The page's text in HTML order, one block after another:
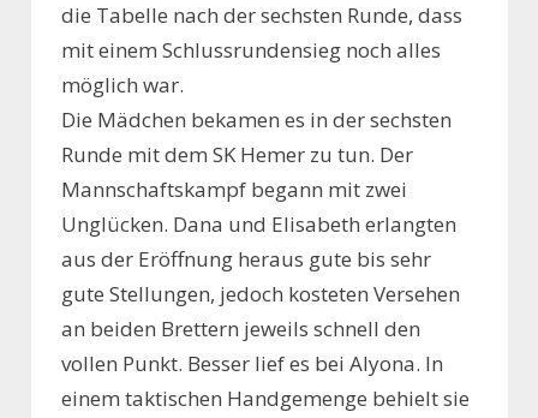
die Tabelle nach der sechsten Runde, dass
mit einem Schlussrundensieg noch alles
möglich war.
Die Mädchen bekamen es in der sechsten
Runde mit dem SK Hemer zu tun. Der
Mannschaftskampf begann mit zwei
Unglücken. Dana und Elisabeth erlangten
aus der Eröffnung heraus gute bis sehr
gute Stellungen, jedoch kosteten Versehen
an beiden Brettern jeweils schnell den
vollen Punkt. Besser lief es bei Alyona. In
einem taktischen Handgemenge behielt sie